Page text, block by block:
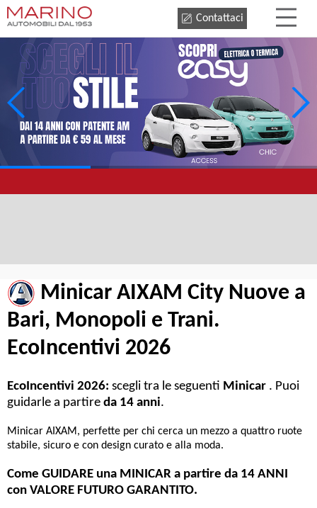
Contattaci
Minicar AIXAM City Nuove a
Bari, Monopoli e Trani.
EcoIncentivi 2026
EcoIncentivi 2026: scegli tra le seguenti Minicar . Puoi
guidarle a partire da 14 anni.
Minicar AIXAM, perfette per chi cerca un mezzo a quattro ruote
stabile, sicuro e con design curato e alla moda.
Come GUIDARE una MINICAR a partire da 14 ANNI
con VALORE FUTURO GARANTITO.